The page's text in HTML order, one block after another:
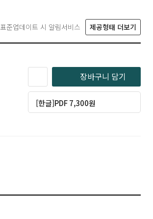
표준업데이트 시 알림서비스 제공형태 더보기
장바구니 담기
[한글]PDF 7,300원